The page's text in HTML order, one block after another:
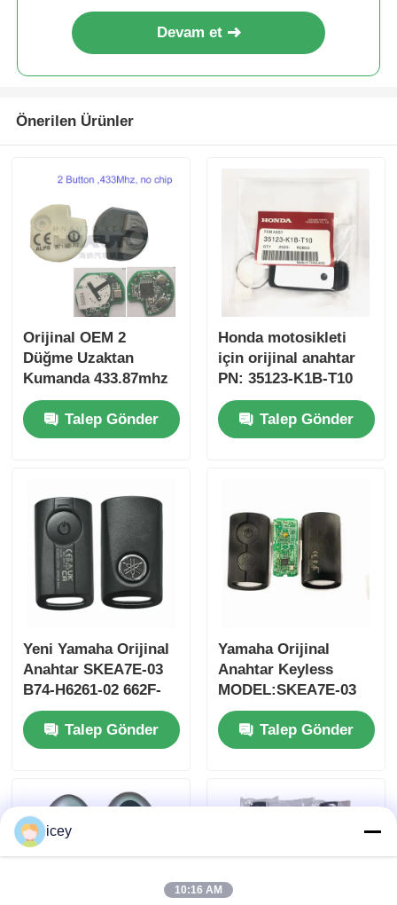
Ürünler
Devam et
Önerilen Ürünler
Orijinal OEM 2
Düğme Uzaktan
Kumanda 433.87mhz
Su-zuki Jim-ny için
FSK 2005-2017 Çipsiz
37182-A7 Toptan satış
Talep Gönder
Honda motosikleti
için orijinal anahtar
PN: 35123-K1B-T10
üç düğmeli
FSK433.92MHz ID47
çipli uzaktan
Talep Gönder
Yeni Yamaha Orijinal
Anahtar SKEA7E-03
B74-H6261-02 662F-
SKEA7D03
Talep Gönder
Yamaha Orijinal
Anahtar Keyless
MODEL:SKEA7E-03
Yamaha Akıllı
Uzaktan Kumanda
Anahtarı İçin B74-
Talep Gönder
icey
10:16 AM